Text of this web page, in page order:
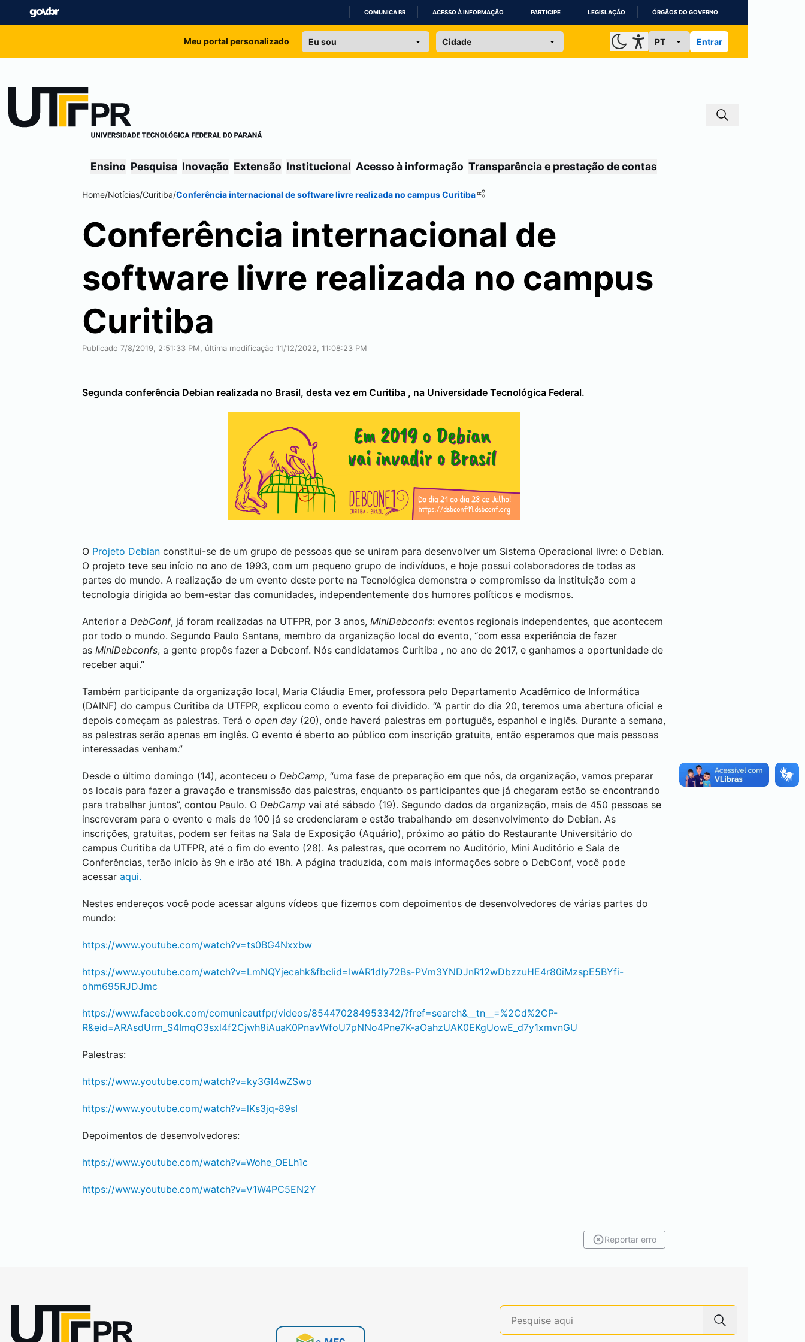
IR
COMUNICA BR ACESSO À INFORMAÇÃO PARTICIPE LEGISLAÇÃO ÓRGÃOS DO GOVERNO
Meu portal personalizado Entrar
Ensino Pesquisa Inovação Extensão Institucional Acesso à informação Transparência e prestação de contas
Home/Notícias/Curitiba/Conferência internacional de software livre realizada no campusCuritiba
Conferência internacional de
software livre realizada no campus
Curitiba
Publicado 7/8/2019, 2:51:33 PM, última modificação 11/12/2022, 11:08:23 PM
Segunda conferência Debian realizada no Brasil, desta vez em Curitiba , na Universidade Tecnológica Federal.
O Projeto Debian constitui-se de um grupo de pessoas que se uniram para desenvolver um Sistema Operacional livre: o Debian.
O projeto teve seu início no ano de 1993, com um pequeno grupo de indivíduos, e hoje possui colaboradores de todas as
partes do mundo. A realização de um evento deste porte na Tecnológica demonstra o compromisso da instituição com a
tecnologia dirigida ao bem-estar das comunidades, independentemente dos humores políticos e modismos.
Anterior a DebConf, já foram realizadas na UTFPR, por 3 anos, MiniDebconfs: eventos regionais independentes, que acontecem
por todo o mundo. Segundo Paulo Santana, membro da organização local do evento, “com essa experiência de fazer
as MiniDebconfs, a gente propôs fazer a Debconf. Nós candidatamos Curitiba , no ano de 2017, e ganhamos a oportunidade de
receber aqui.”
Também participante da organização local, Maria Cláudia Emer, professora pelo Departamento Acadêmico de Informática
(DAINF) do campus Curitiba da UTFPR, explicou como o evento foi dividido. “A partir do dia 20, teremos uma abertura oficial e
depois começam as palestras. Terá o open day (20), onde haverá palestras em português, espanhol e inglês. Durante a semana,
as palestras serão apenas em inglês. O evento é aberto ao público com inscrição gratuita, então esperamos que mais pessoas
interessadas venham.”
Desde o último domingo (14), aconteceu o DebCamp, “uma fase de preparação em que nós, da organização, vamos preparar
os locais para fazer a gravação e transmissão das palestras, enquanto os participantes que já chegaram estão se encontrando
para trabalhar juntos”, contou Paulo. O DebCamp vai até sábado (19). Segundo dados da organização, mais de 450 pessoas se
inscreveram para o evento e mais de 100 já se credenciaram e estão trabalhando em desenvolvimento do Debian. As
inscrições, gratuitas, podem ser feitas na Sala de Exposição (Aquário), próximo ao pátio do Restaurante Universitário do
campus Curitiba da UTFPR, até o fim do evento (28). As palestras, que ocorrem no Auditório, Mini Auditório e Sala de
Conferências, terão início às 9h e irão até 18h. A página traduzida, com mais informações sobre o DebConf, você pode
acessar aqui.
Nestes endereços você pode acessar alguns vídeos que fizemos com depoimentos de desenvolvedores de várias partes do
mundo:
https://www.youtube.com/watch?v=ts0BG4Nxxbw
https://www.youtube.com/watch?v=LmNQYjecahk&fbclid=IwAR1dIy72Bs-PVm3YNDJnR12wDbzzuHE4r80iMzspE5BYfi-
ohm695RJDJmc
https://www.facebook.com/comunicautfpr/videos/854470284953342/?fref=search&__tn__=%2Cd%2CP-
R&eid=ARAsdUrm_S4ImqO3sxl4f2Cjwh8iAuaK0PnavWfoU7pNNo4Pne7K-aOahzUAK0EKgUowE_d7y1xmvnGU
Palestras:
https://www.youtube.com/watch?v=ky3GI4wZSwo
https://www.youtube.com/watch?v=lKs3jq-89sI
Depoimentos de desenvolvedores:
https://www.youtube.com/watch?v=Wohe_OELh1c
https://www.youtube.com/watch?v=V1W4PC5EN2Y
Reportar erro